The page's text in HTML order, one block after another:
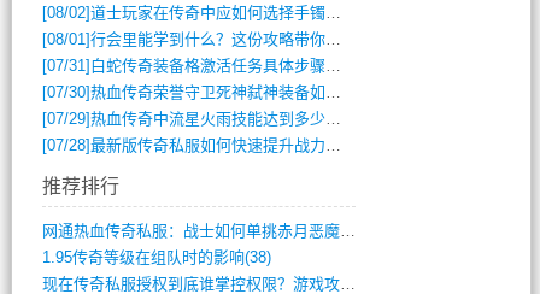
[08/02]道士玩家在传奇中应如何选择手镯装备？
[08/01]行会里能学到什么？这份攻略带你全掌握
[07/31] 白蛇传奇装备格激活任务具体步骤是什么？如何完成？
[07/30]热血传奇荣誉守卫死神弑神装备如何获取与佩戴攻略？
[07/29]热血传奇中流星火雨技能达到多少级可以开始练装备？
[07/28]最新版传奇私服如何快速提升战力与获取稀有装备？
推荐排行
网通热血传奇私服：战士如何单挑赤月恶魔？(311)
1.95传奇等级在组队时的影响(38)
现在传奇私服授权到底谁掌控权限？游戏攻略(789)